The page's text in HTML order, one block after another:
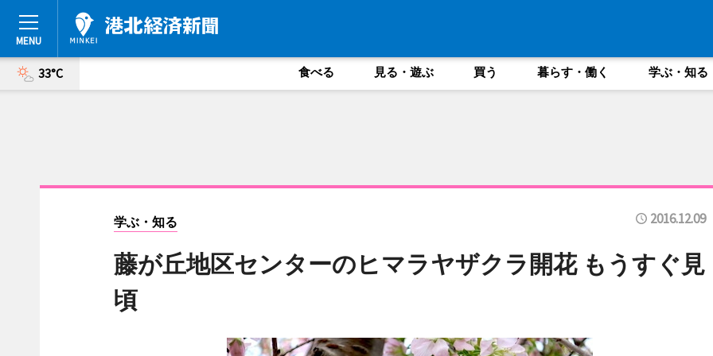
33°C 食べる 見る・遊ぶ 買う 暮らす・働く 学ぶ・知る
学ぶ・知る 2016.12.09
藤が丘地区センターのヒマラヤザクラ開花 もうすぐ見
頃